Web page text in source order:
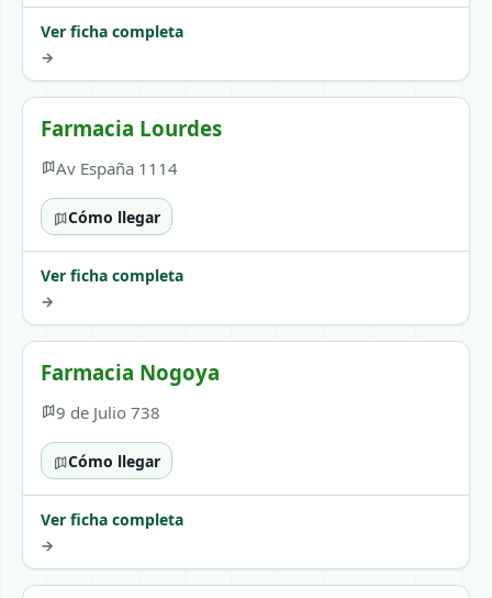
Ver ficha completa
→
Farmacia Lourdes
Av España 1114
Cómo llegar
Ver ficha completa
→
Farmacia Nogoya
9 de Julio 738
Cómo llegar
Ver ficha completa
→